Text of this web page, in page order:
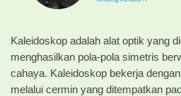
Kaleidoskop adalah alat optik yang
menghasilkan pola-pola simetris
cahaya. Kaleidoskop bekerja
melalui cermin yang ditempatkan